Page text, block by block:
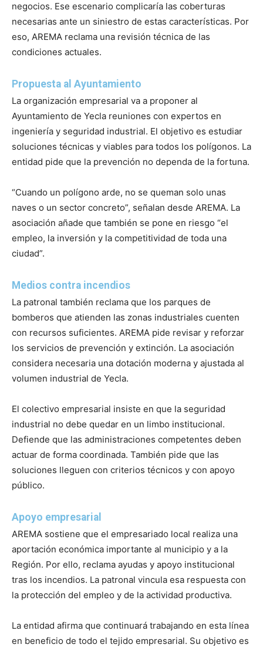
negocios. Ese escenario complicaría las coberturas
necesarias ante un siniestro de estas características. Por
eso, AREMA reclama una revisión técnica de las
condiciones actuales.
Propuesta al Ayuntamiento
La organización empresarial va a proponer al
Ayuntamiento de Yecla reuniones con expertos en
ingeniería y seguridad industrial. El objetivo es estudiar
soluciones técnicas y viables para todos los polígonos. La
entidad pide que la prevención no dependa de la fortuna.
“Cuando un polígono arde, no se queman solo unas
naves o un sector concreto”, señalan desde AREMA. La
asociación añade que también se pone en riesgo “el
empleo, la inversión y la competitividad de toda una
ciudad”.
Medios contra incendios
La patronal también reclama que los parques de
bomberos que atienden las zonas industriales cuenten
con recursos suficientes. AREMA pide revisar y reforzar
los servicios de prevención y extinción. La asociación
considera necesaria una dotación moderna y ajustada al
volumen industrial de Yecla.
El colectivo empresarial insiste en que la seguridad
industrial no debe quedar en un limbo institucional.
Defiende que las administraciones competentes deben
actuar de forma coordinada. También pide que las
soluciones lleguen con criterios técnicos y con apoyo
público.
Apoyo empresarial
AREMA sostiene que el empresariado local realiza una
aportación económica importante al municipio y a la
Región. Por ello, reclama ayudas y apoyo institucional
tras los incendios. La patronal vincula esa respuesta con
la protección del empleo y de la actividad productiva.
La entidad afirma que continuará trabajando en esta línea
en beneficio de todo el tejido empresarial. Su objetivo es